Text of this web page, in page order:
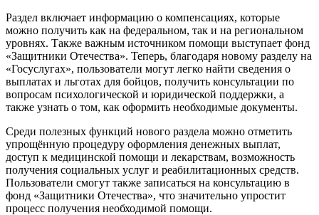
Раздел включает информацию о компенсациях, которые
можно получить как на федеральном, так и на региональном
уровнях. Также важным источником помощи выступает фонд
«Защитники Отечества». Теперь, благодаря новому разделу на
«Госуслугах», пользователи могут легко найти сведения о
выплатах и льготах для бойцов, получить консультации по
вопросам психологической и юридической поддержки, а
также узнать о том, как оформить необходимые документы.
Среди полезных функций нового раздела можно отметить
упрощённую процедуру оформления денежных выплат,
доступ к медицинской помощи и лекарствам, возможность
получения социальных услуг и реабилитационных средств.
Пользователи смогут также записаться на консультацию в
фонд «Защитники Отечества», что значительно упростит
процесс получения необходимой помощи.